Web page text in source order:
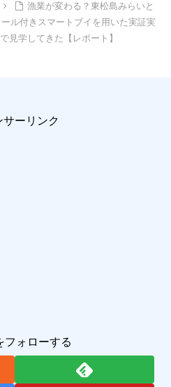
漁業が変わる？東松島みらいと
ル付きスマートブイを用いた実証実
見学してきた【レポート】
サーリンク
フォローする